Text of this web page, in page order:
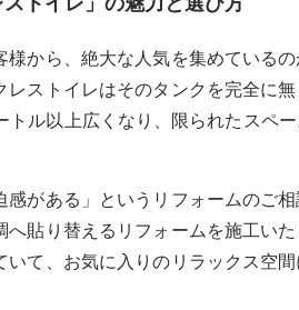
から、絶大な人気を集めている
ストイレはそのタンクを完全に
ル以上広くなり、限られたスペ
がある」というリフォームのご
貼り替えるリフォームを施工い
て、お気に入りのリラックス空